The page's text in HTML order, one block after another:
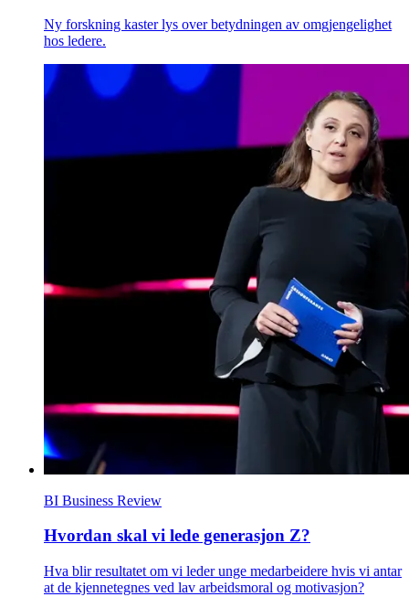
Ny forskning kaster lys over betydningen av omgjengelighet
hos ledere.
BI Business Review
Hvordan skal vi lede generasjon Z?
Hva blir resultatet om vi leder unge medarbeidere hvis vi antar
at de kjennetegnes ved lav arbeidsmoral og motivasjon?